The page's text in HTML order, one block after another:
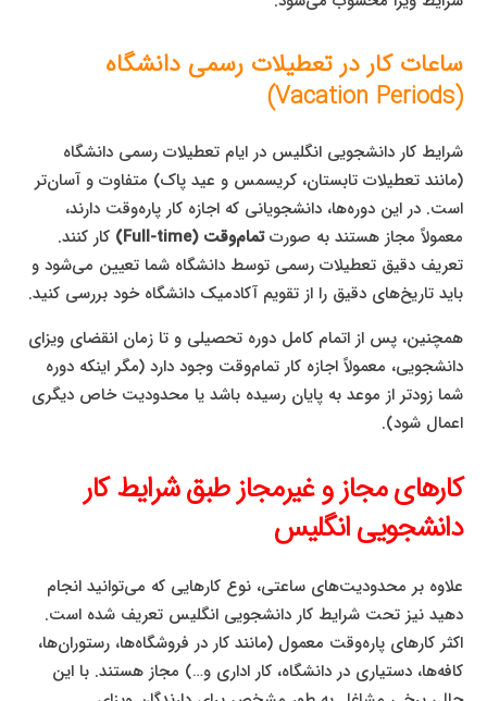
ساعات کار در تعطیلات رسمی دانشگاه
(Vacation Periods)
شرایط کار دانشجویی انگلیس در ایام تعطیلات رسمی دانشگاه
(مانند تعطیلات تابستان، کریسمس و عید پاک) متفاوت و آسان‌تر
است. در این دوره‌ها، دانشجویانی که اجازه کار پاره‌وقت دارند،
معمولاً مجاز هستند به صورتتمام‌وقت (Full-time)
کار کنند.
تعریف دقیق تعطیلات رسمی توسط دانشگاه شما تعیین می‌شود و
باید تاریخ‌های دقیق را از تقویم آکادمیک دانشگاه خود بررسی کنید.
همچنین، پس از اتمام کامل دوره تحصیلی و تا زمان انقضای ویزای
دانشجویی، معمولاً اجازه کار تمام‌وقت وجود دارد (مگر اینکه دوره
شما زودتر از موعد به پایان رسیده باشد یا محدودیت خاص دیگری
اعمال شود).
کارهای مجاز و غیرمجاز طبق شرایط کار
دانشجویی انگلیس
علاوه بر محدودیت‌های ساعتی، نوع کارهایی که می‌توانید انجام
دهید نیز تحت شرایط کار دانشجویی انگلیس تعریف شده است.
اکثر کارهای پاره‌وقت معمول (مانند کار در فروشگاه‌ها، رستوران‌ها،
کافه‌ها، دستیاری در دانشگاه، کار اداری و…) مجاز هستند. با این